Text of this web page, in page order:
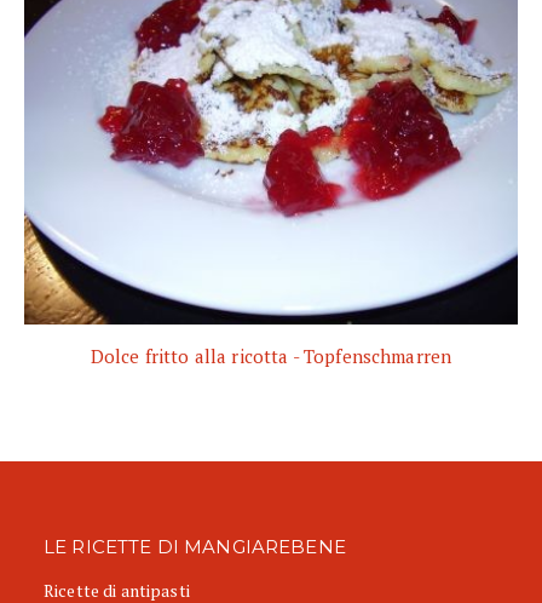
Dolce fritto alla ricotta - Topfenschmarren
LE RICETTE DI MANGIAREBENE
Ricette di antipasti